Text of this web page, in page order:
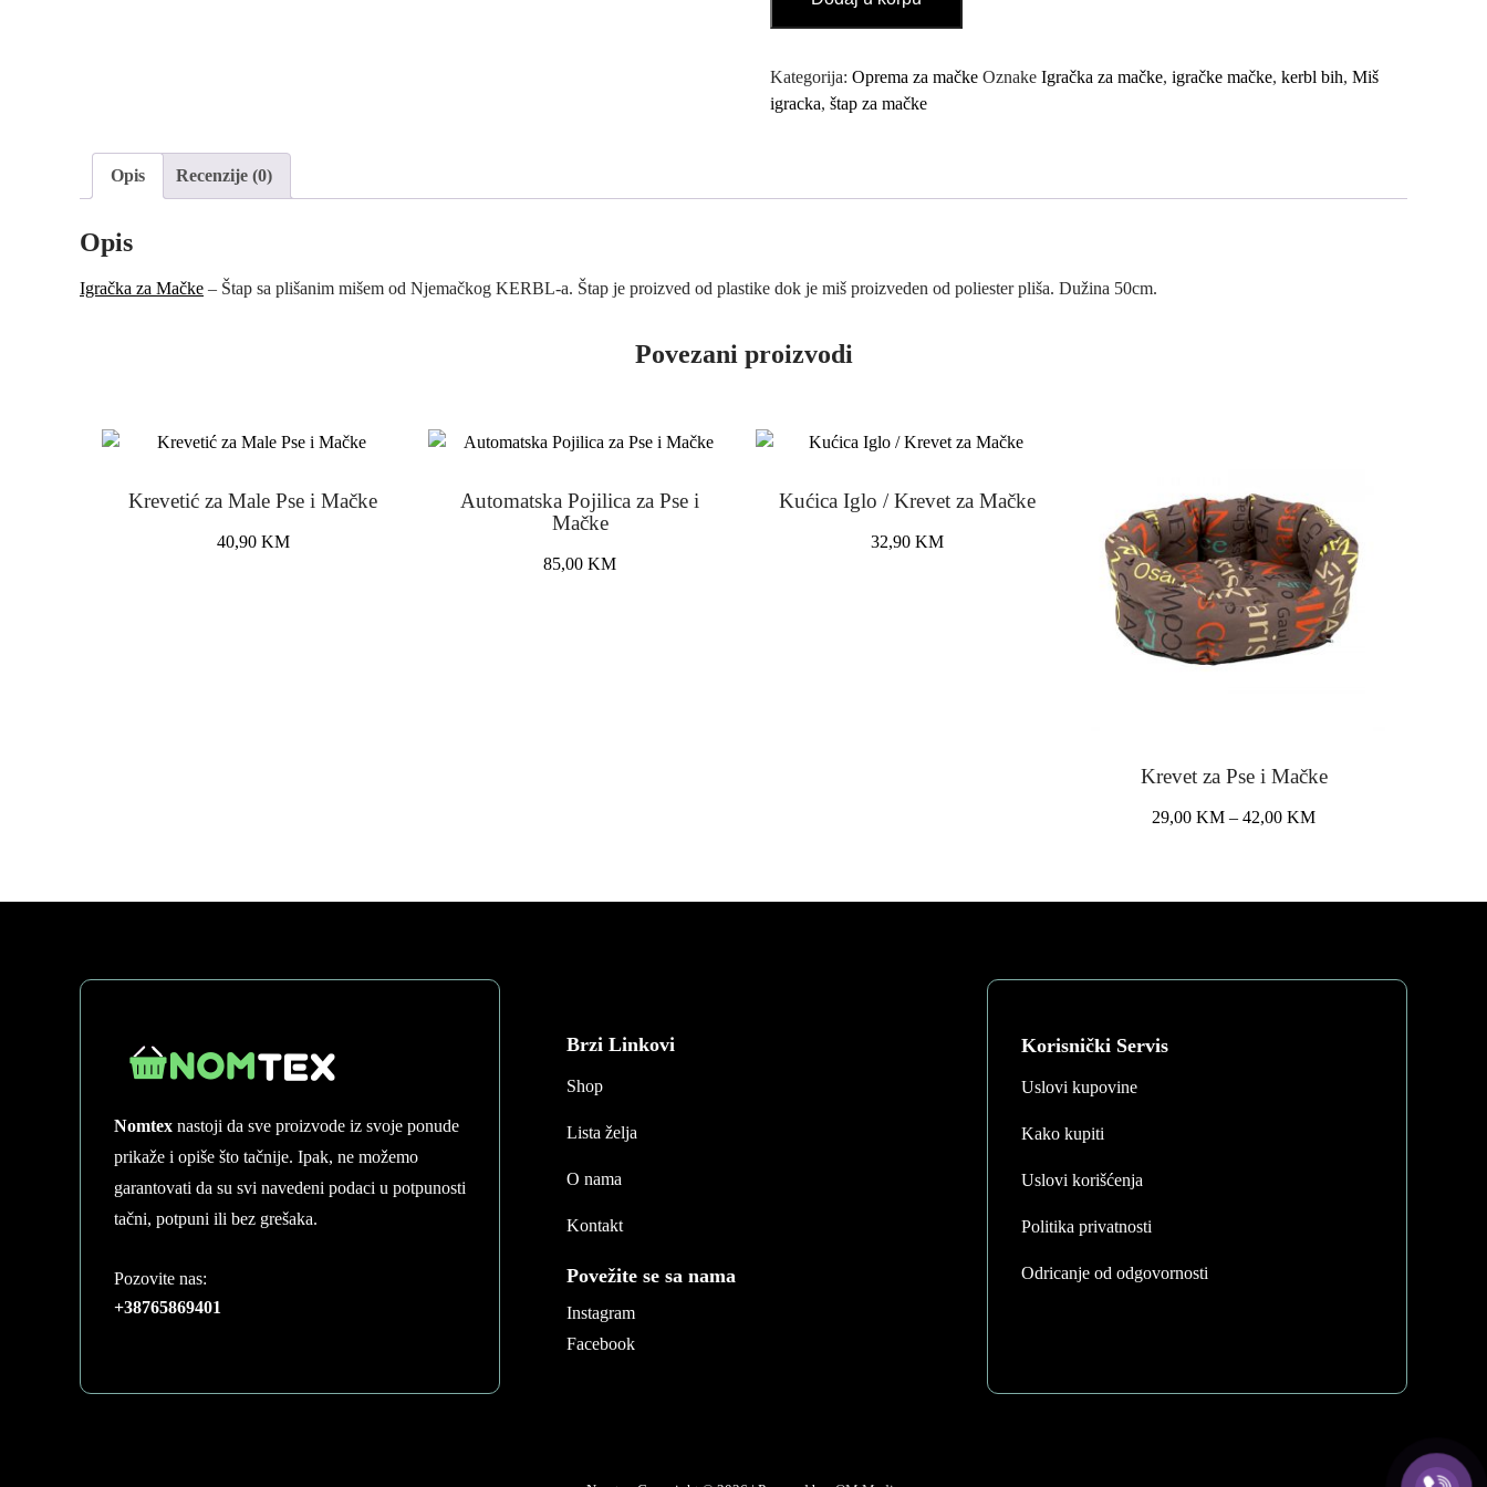
Mačke
Štap
sa
Kategorija: Oprema za mačke Oznake Igračka za mačke, igračke mačke, kerbl bih, Miš
igracka, štap za mačke
Opis Recenzije (0)
Opis
Igračka za Mačke – Štap sa plišanim mišem od Njemačkog KERBL-a. Štap je proizved od plastike dok je miš proizveden od poliester pliša. Dužina 50cm.
Povezani proizvodi
Krevetić za Male Pse i Mačke
40,90 KM
Automatska Pojilica za Pse i
Mačke
85,00KM
Kućica Iglo / Krevet za Mačke
32,90 KM
Krevet za Pse i Mačke
29,00KM – 42,00KMPrice
has
The
Nomtex nastoji da sve proizvode iz svoje ponude
prikaže i opiše što tačnije. Ipak, ne možemo
garantovati da su svi navedeni podaci u potpunosti
tačni, potpuni ili bez grešaka.
Pozovite nas:
+38765869401
Brzi Linkovi
Shop
Lista želja
O nama
Kontakt
Povežite se sa nama
Instagram
Facebook
Korisnički Servis
Uslovi kupovine
Kako kupiti
Uslovi korišćenja
Politika privatnosti
Odricanje od odgovornosti